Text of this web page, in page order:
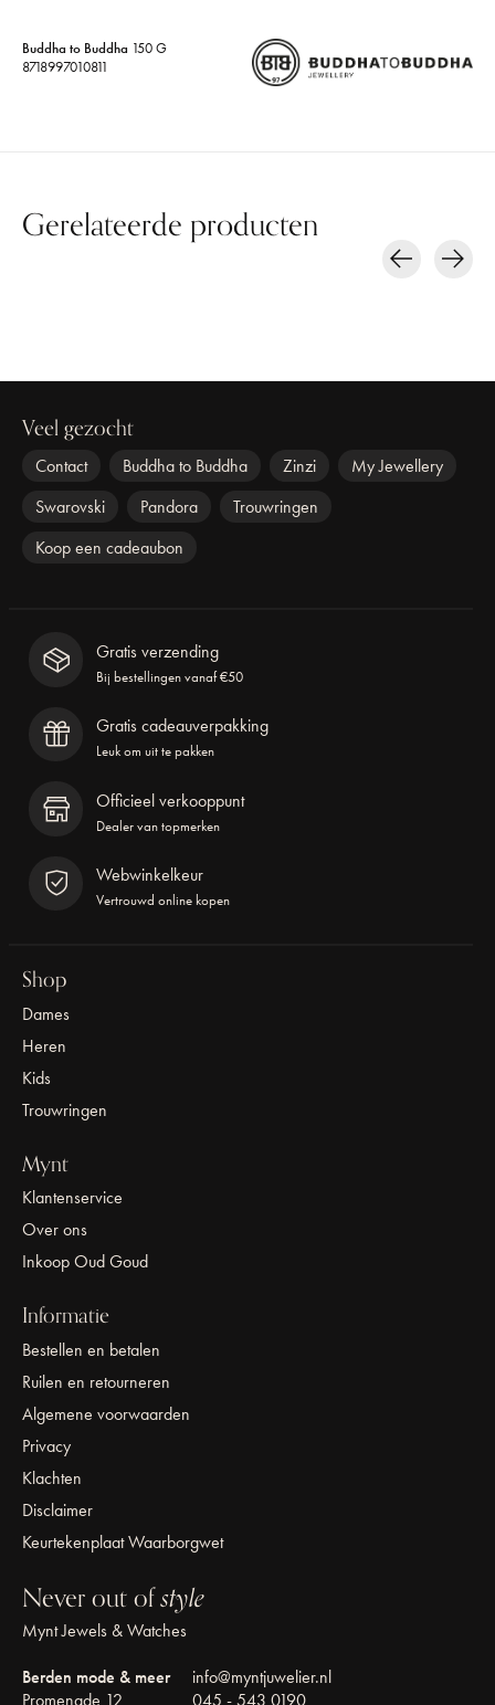
Buddha to Buddha 150 G
8718997010811
Gerelateerde producten
Veel gezocht
Contact Buddha to Buddha Zinzi
My Jewellery
Swarovski
Pandora
Trouwringen
Koop een cadeaubon
Gratis verzending
Bij bestellingen vanaf €50
Gratis cadeauverpakking
Leuk om uit te pakken
Officieel verkooppunt
Dealer van topmerken
Webwinkelkeur
Vertrouwd online kopen
Shop
Dames
Heren
Kids
Trouwringen
Mynt
Klantenservice
Over ons
Inkoop Oud Goud
Informatie
Bestellen en betalen
Ruilen en retourneren
Algemene voorwaarden
Privacy
Klachten
Disclaimer
Keurtekenplaat Waarborgwet
Never out ofstyle
Mynt Jewels & Watches
Berden mode & meer
Promenade 12
info@myntjuwelier.nl
045 - 543 0190